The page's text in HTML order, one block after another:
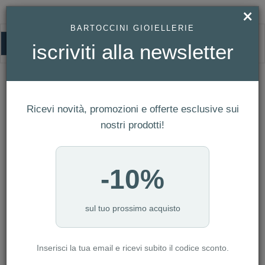
BARTOCCINI 925
CATEGORIA: ANELLI
CATEGORIA: BRACCIALI
CATEGORIA: COLLANE
CATEGORIA: GIOVANNI RASPINI
CATEGORIA: LINEA BIMBO
CATEGORIA: ORECCHINI
×
BARTOCCINI GIOIELLERIE
iscriviti alla newsletter
Ricevi novità, promozioni e offerte esclusive sui
nostri prodotti!
-10%
sul tuo prossimo acquisto
Inserisci la tua email e ricevi subito il codice sconto.